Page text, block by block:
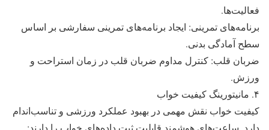
فعالیت‌ها.
برنامه‌های تمرینی: ایجاد برنامه‌های تمرینی سفارشی بر اساس
سطح آمادگی بدنی.
ضربان قلب: کنترل مداوم ضربان قلب در زمان استراحت و
ورزش.
۴. مانیتورینگ کیفیت خواب
کیفیت خواب نقش مهمی در بهبود عملکرد ورزشی و تناسب‌اندام
دارد. ساعت‌های هوشمند قابلیت ثبت داده‌های خواب را دارند: